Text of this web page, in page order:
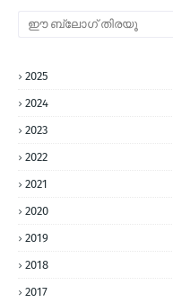
2025
2024
2023
2022
2021
2020
2019
2018
2017